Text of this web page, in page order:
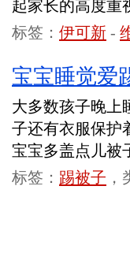
起家长的高度重
标签： 伊可新 -
宝宝睡觉爱
大多数孩子晚上
子还有衣服保护
宝宝多盖点儿被
标签： 踢被子